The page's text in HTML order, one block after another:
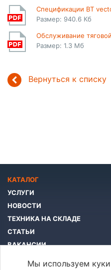
Спецификации BT
Размер: 940.6 Кб
Обслуживание
Размер: 1.3 Мб
Вернуться к списку
КАТАЛОГ
УСЛУГИ
НОВОСТИ
ТЕХНИКА НА СКЛАДЕ
СТАТЬИ
ВАКАНСИИ
Мы используем